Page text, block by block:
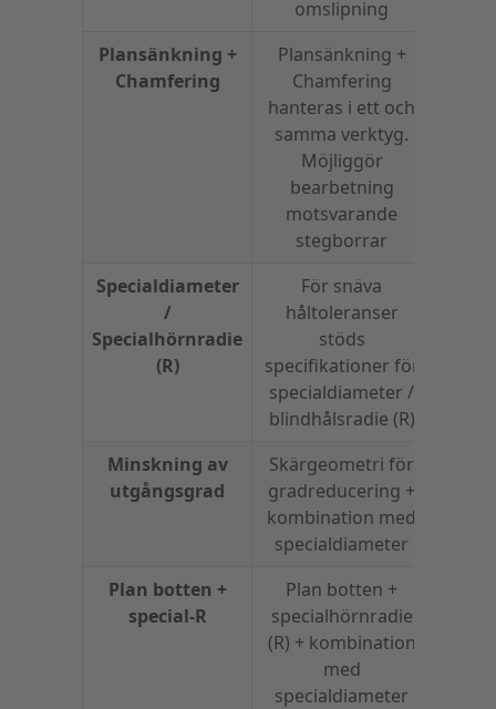
omslipning
Plansänkning +
Chamfering
Plansänkning +
Chamfering
hanteras i ett och
samma verktyg.
Möjliggör
bearbetning
motsvarande
stegborrar
Specialdiameter
/
Specialhörnradie
(R)
För snäva
håltoleranser
stöds
specifikationer för
specialdiameter /
blindhålsradie (R)
Minskning av
utgångsgrad
Skärgeometri för
gradreducering +
kombination med
specialdiameter
Plan botten +
special-R
Plan botten +
specialhörnradie
(R) + kombination
med
specialdiameter